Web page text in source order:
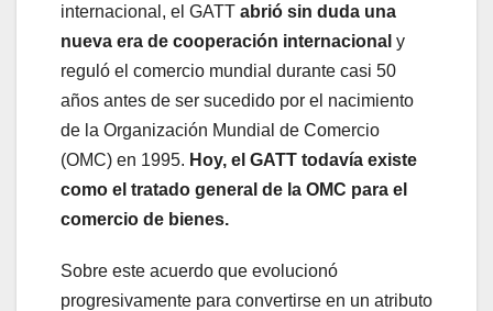
internacional, el GATT abrió sin duda una
nueva era de cooperación internacional y
reguló el comercio mundial durante casi 50
años antes de ser sucedido por el nacimiento
de la Organización Mundial de Comercio
(OMC) en 1995. Hoy, el GATT todavía existe
como el tratado general de la OMC para el
comercio de bienes.
Sobre este acuerdo que evolucionó
progresivamente para convertirse en un atributo